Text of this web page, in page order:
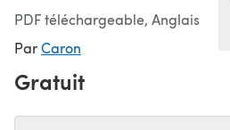
PDF téléchargeable, Anglais
ParCaron
Gratuit